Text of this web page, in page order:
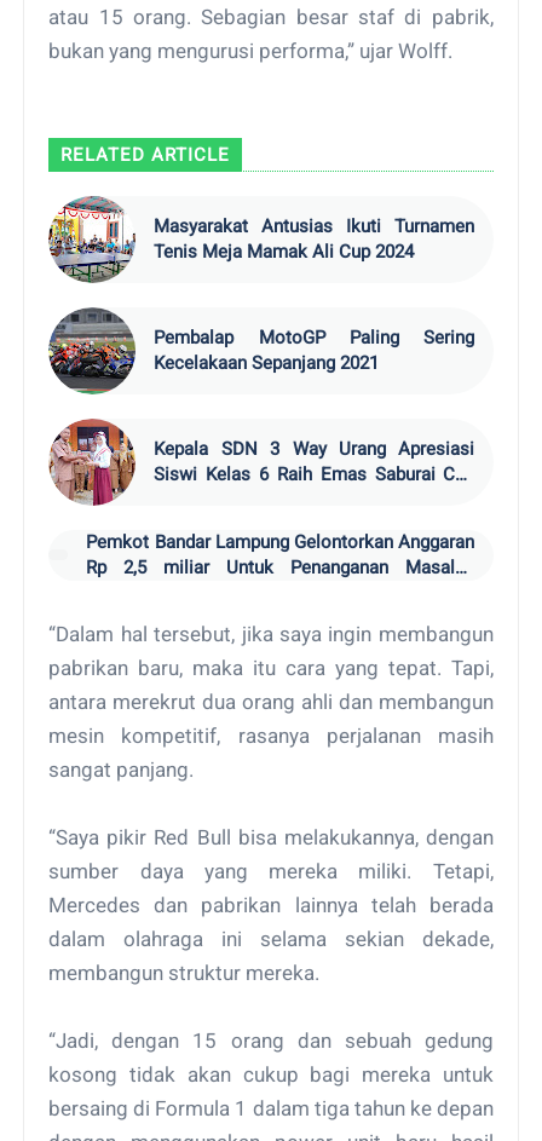
atau 15 orang. Sebagian besar staf di pabrik,
bukan yang mengurusi performa,” ujar Wolff.
RELATED ARTICLE
Masyarakat Antusias Ikuti Turnamen
Tenis Meja Mamak Ali Cup 2024
Pembalap MotoGP Paling Sering
Kecelakaan Sepanjang 2021
Kepala SDN 3 Way Urang Apresiasi
Siswi Kelas 6 Raih Emas Saburai Cup
Pemkot Bandar Lampung Gelontorkan Anggaran
Rp 2,5 miliar Untuk Penanganan Masalah
“Dalam hal tersebut, jika saya ingin membangun
pabrikan baru, maka itu cara yang tepat. Tapi,
antara merekrut dua orang ahli dan membangun
mesin kompetitif, rasanya perjalanan masih
sangat panjang.
“Saya pikir Red Bull bisa melakukannya, dengan
sumber daya yang mereka miliki. Tetapi,
Mercedes dan pabrikan lainnya telah berada
dalam olahraga ini selama sekian dekade,
membangun struktur mereka.
“Jadi, dengan 15 orang dan sebuah gedung
kosong tidak akan cukup bagi mereka untuk
bersaing di Formula 1 dalam tiga tahun ke depan